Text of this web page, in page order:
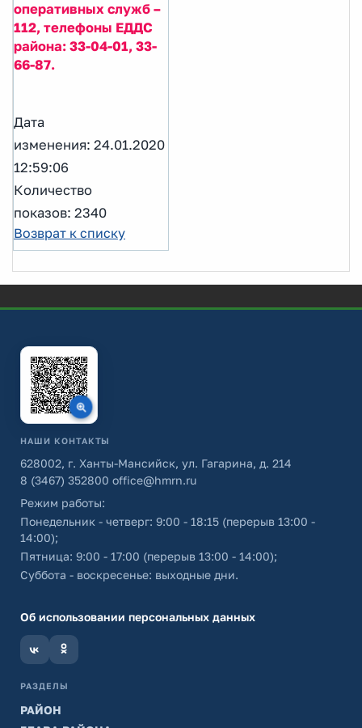
оперативных служб –
112, телефоны ЕДДС
района: 33-04-01, 33-
66-87.
Дата
изменения: 24.01.2020
12:59:06
Количество
показов: 2340
Возврат к списку
НАШИ КОНТАКТЫ
628002, г. Ханты-Мансийск, ул. Гагарина, д. 214
8 (3467) 352800 office@hmrn.ru
Режим работы:
Понедельник - четверг: 9:00 - 18:15 (перерыв 13:00 -
14:00);
Пятница: 9:00 - 17:00 (перерыв 13:00 - 14:00);
Суббота - воскресенье: выходные дни.
Об использовании персональных данных
РАЗДЕЛЫ
РАЙОН